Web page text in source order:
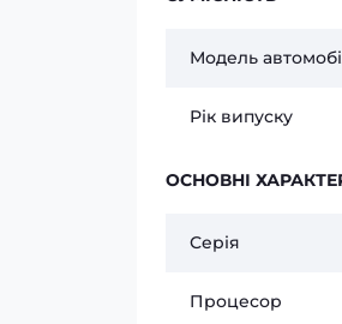
Модель
Рік випуску
ОСНОВНІ
Серія
Процесор